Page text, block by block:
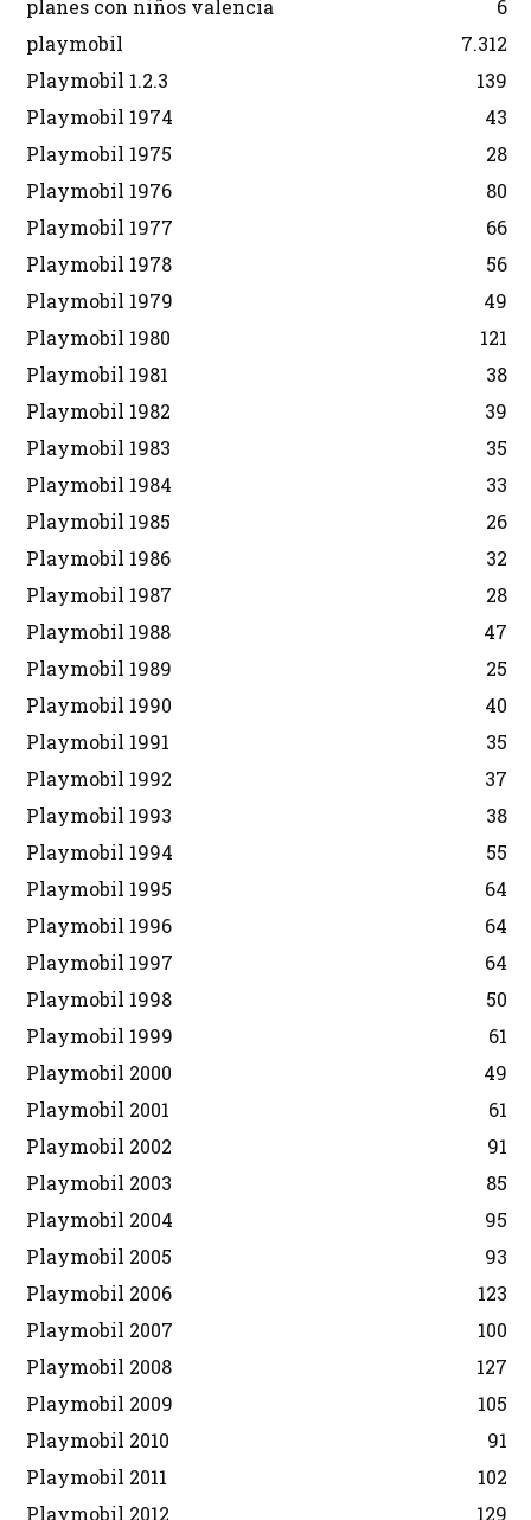
planes con niños valencia
6
playmobil
7.312
Playmobil 1.2.3
139
Playmobil 1974
43
Playmobil 1975
28
Playmobil 1976
80
Playmobil 1977
66
Playmobil 1978
56
Playmobil 1979
49
Playmobil 1980
121
Playmobil 1981
38
Playmobil 1982
39
Playmobil 1983
35
Playmobil 1984
33
Playmobil 1985
26
Playmobil 1986
32
Playmobil 1987
28
Playmobil 1988
47
Playmobil 1989
25
Playmobil 1990
40
Playmobil 1991
35
Playmobil 1992
37
Playmobil 1993
38
Playmobil 1994
55
Playmobil 1995
64
Playmobil 1996
64
Playmobil 1997
64
Playmobil 1998
50
Playmobil 1999
61
Playmobil 2000
49
Playmobil 2001
61
Playmobil 2002
91
Playmobil 2003
85
Playmobil 2004
95
Playmobil 2005
93
Playmobil 2006
123
Playmobil 2007
100
Playmobil 2008
127
Playmobil 2009
105
Playmobil 2010
91
Playmobil 2011
102
Playmobil 2012
129